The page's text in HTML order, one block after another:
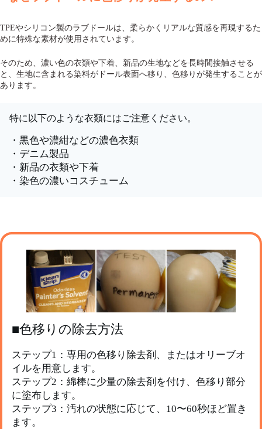
TPEやシリコン製のラブドールは、柔らかくリアルな質感を再現するた
めに特殊な素材が使用されています。
そのため、濃い色の衣類や下着、新品の生地などを長時間接触させる
と、生地に含まれる染料がドール表面へ移り、色移りが発生することが
あります。
特に以下のような衣類にはご注意ください。
・黒色や濃紺などの濃色衣類
・デニム製品
・新品の衣類や下着
・染色の濃いコスチューム
■色移りの除去方法
ステップ1：専用の色移り除去剤、またはオリーブオ
イルを用意します。
ステップ2：綿棒に少量の除去剤を付け、色移り部分
に塗布します。
ステップ3：汚れの状態に応じて、10〜60秒ほど置き
ます。